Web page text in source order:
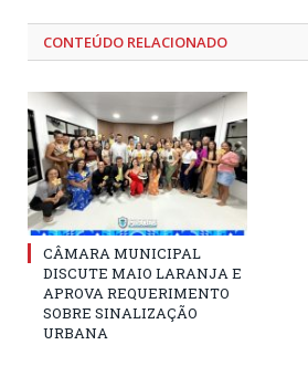
CONTEÚDO RELACIONADO
CÂMARA MUNICIPAL
DISCUTE MAIO LARANJA E
APROVA REQUERIMENTO
SOBRE SINALIZAÇÃO
URBANA